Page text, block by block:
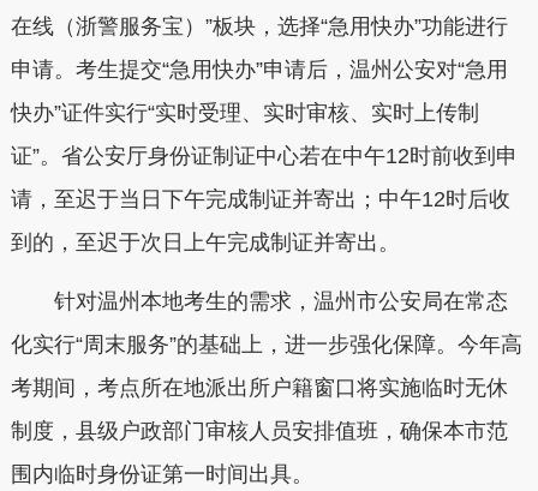
在线（浙警服务宝）”板块，选择“急用快办”功能进行
申请。考生提交“急用快办”申请后，温州公安对“急用
快办”证件实行“实时受理、实时审核、实时上传制
证”。省公安厅身份证制证中心若在中午12时前收到申
请，至迟于当日下午完成制证并寄出；中午12时后收
到的，至迟于次日上午完成制证并寄出。
针对温州本地考生的需求，温州市公安局在常态
化实行“周末服务”的基础上，进一步强化保障。今年高
考期间，考点所在地派出所户籍窗口将实施临时无休
制度，县级户政部门审核人员安排值班，确保本市范
围内临时身份证第一时间出具。